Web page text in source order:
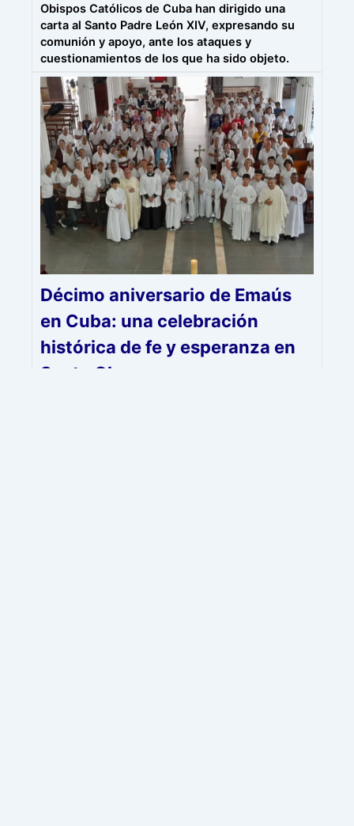
Obispos Católicos de Cuba han dirigido una
carta al Santo Padre León XIV, expresando su
comunión y apoyo, ante los ataques y
cuestionamientos de los que ha sido objeto.
Décimo aniversario de Emaús
en Cuba: una celebración
histórica de fe y esperanza en
Santa Clara.